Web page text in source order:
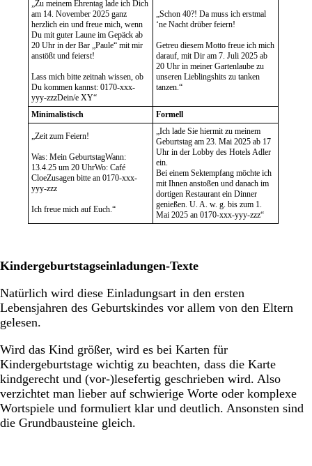
„Zu meinem Ehrentag lade ich Dich
am 14. November 2025 ganz
herzlich ein und freue mich, wenn
Du mit guter Laune im Gepäck ab
20 Uhr in der Bar „Paule“ mit mir
anstößt und feierst!
Lass mich bitte zeitnah wissen, ob
Du kommen kannst: 0170-xxx-
yyy-zzzDein/e XY“
„Schon 40?! Da muss ich erstmal
‘ne Nacht drüber feiern!
Getreu diesem Motto freue ich mich
darauf, mit Dir am 7. Juli 2025 ab
20 Uhr in meiner Gartenlaube zu
unseren Lieblingshits zu tanken
tanzen.“
Minimalistisch Formell
„Zeit zum Feiern!
Was: Mein GeburtstagWann:
13.4.25 um 20 UhrWo: Café
CloeZusagen bitte an 0170-xxx-
yyy-zzz
Ich freue mich auf Euch.“
„Ich lade Sie hiermit zu meinem
Geburtstag am 23. Mai 2025 ab 17
Uhr in der Lobby des Hotels Adler
ein.
Bei einem Sektempfang möchte ich
mit Ihnen anstoßen und danach im
dortigen Restaurant ein Dinner
genießen. U. A. w. g. bis zum 1.
Mai 2025 an 0170-xxx-yyy-zzz“
Kindergeburtstagseinladungen-Texte
Natürlich wird diese Einladungsart in den ersten
Lebensjahren des Geburtskindes vor allem von den Eltern
gelesen.
Wird das Kind größer, wird es bei Karten für
Kindergeburtstage wichtig zu beachten, dass die Karte
kindgerecht und (vor-)lesefertig geschrieben wird. Also
verzichtet man lieber auf schwierige Worte oder komplexe
Wortspiele und formuliert klar und deutlich. Ansonsten sind
die Grundbausteine gleich.